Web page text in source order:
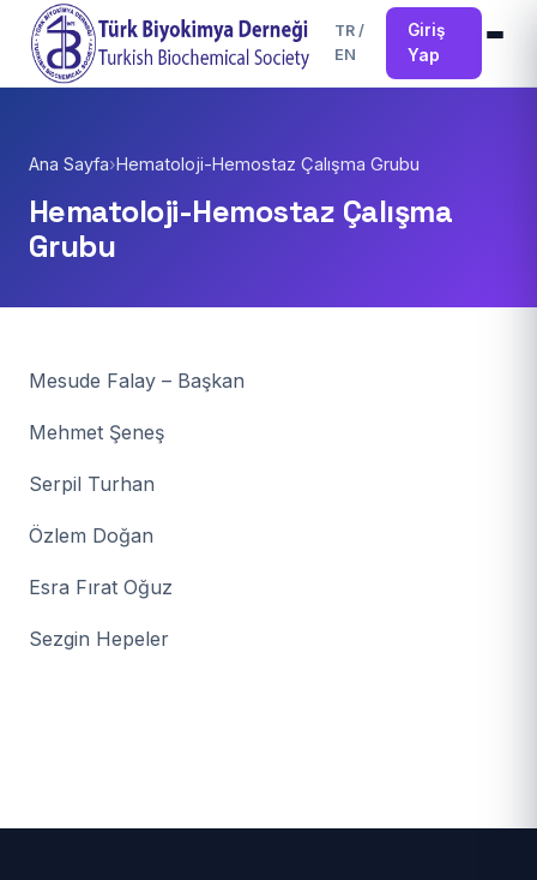
TR /
EN
Giriş
Yap
Ana Sayfa›Hematoloji-Hemostaz Çalışma Grubu
Hematoloji-Hemostaz Çalışma
Grubu
Mesude Falay – Başkan
Mehmet Şeneş
Serpil Turhan
Özlem Doğan
Esra Fırat Oğuz
Sezgin Hepeler